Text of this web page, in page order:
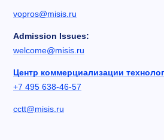
vopros@misis.ru
Admission Issues:
welcome@misis.ru
Центр коммерциализации
+7 495 638-46-57
cctt@misis.ru